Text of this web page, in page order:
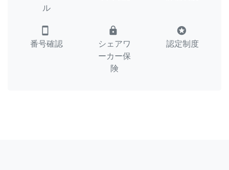
ル
smartphone
番号確認
lock
シェアワ
ーカー保
険
stars
認定制度